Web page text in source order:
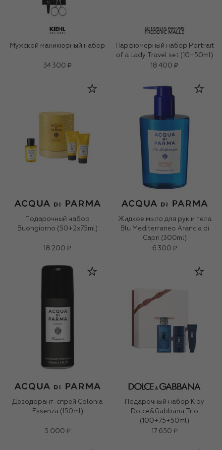
Мужской маникюрный набор
34 300 ₽
Парфюмерный набор Portrait
of a Lady Travel set (10+50ml)
18 400 ₽
Подарочный набор
Buongiorno (50+2x75ml)
18 200 ₽
Жидкое мыло для рук и тела
Blu Mediterraneo Arancia di
Capri (300ml)
6 300 ₽
Дезодорант-спрей Colonia
Essenza (150ml)
5 000 ₽
Подарочный набор K by
Dolce&Gabbana Trio
(100+75+50ml)
17 650 ₽